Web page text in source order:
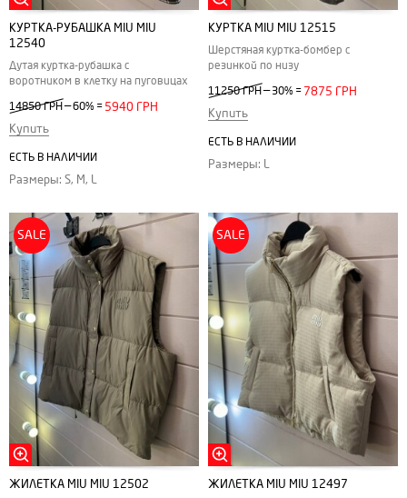
КУРТКА-РУБАШКА MIU MIU
12540
Дутая куртка-рубашка с
воротником в клетку на пуговицах
14850 ГРН —60% = 5940 ГРН
Купить
ЕСТЬ В НАЛИЧИИ
Размеры: S, M, L
КУРТКА MIU MIU 12515
Шерстяная куртка-бомбер с
резинкой по низу
11250 ГРН — 30% = 7875 ГРН
Купить
ЕСТЬ В НАЛИЧИИ
Размеры: L
SALE
ЖИЛЕТКА MIU MIU 12502
SALE
ЖИЛЕТКА MIU MIU 12497